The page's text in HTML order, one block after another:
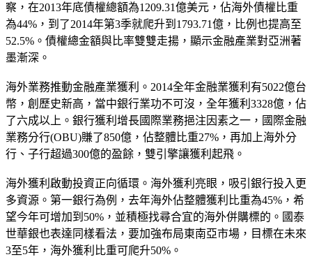
察，在2013年底債權總額為1209.31億美元，佔海外債權比重
為44%，到了2014年第3季就爬升到1793.71億，比例也提高至
52.5%。債權總金額與比率雙雙走揚，顯示金融產業對亞洲著
墨漸深。
海外業務推動金融產業獲利。2014全年金融業獲利有5022億台
幣，創歷史新高，當中銀行業功不可沒，全年獲利3328億，佔
了六成以上。銀行獲利增長國際業務挹注因素之一，國際金融
業務分行(OBU)賺了850億，佔整體比重27%，再加上海外分
行、子行超過300億的盈餘，雙引擎讓獲利起飛。
海外獲利啟動投資正向循環。海外獲利亮眼，吸引銀行投入更
多資源。第一銀行為例，去年海外佔整體獲利比重為45%，希
望今年可增加到50%，並積極找尋合宜的海外併購標的。國泰
世華銀也表達同樣看法，要加強布局東南亞市場，目標在未來
3至5年，海外獲利比重可爬升50%。